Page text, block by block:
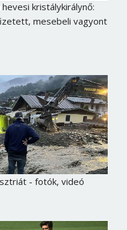
kristálykirálynő:
mesebeli vagyont
- fotók, videó